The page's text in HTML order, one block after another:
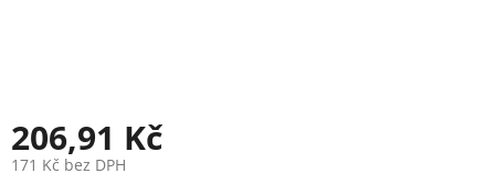
206,91 Kč
171 Kč bez DPH